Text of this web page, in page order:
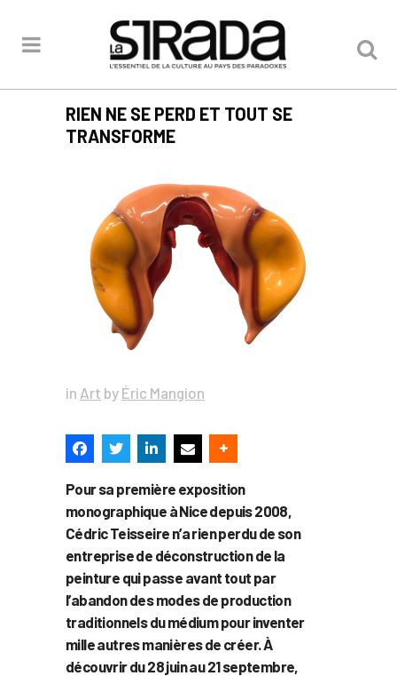
RIEN NE SE PERD ET TOUT SE
TRANSFORME
in Art by Éric Mangion
Pour sa première exposition
monographique à Nice depuis 2008,
Cédric Teisseire n’a rien perdu de son
entreprise de déconstruction de la
peinture qui passe avant tout par
l’abandon des modes de production
traditionnels du médium pour inventer
mille autres manières de créer. À
découvrir du 28 juin au 21 septembre,